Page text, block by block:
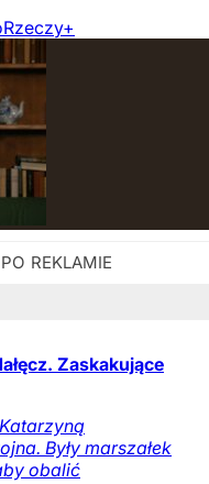
Zaskakujące
Były marszałek
obalić